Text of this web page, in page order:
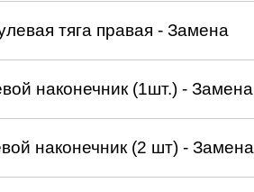
тяга правая - Замена
наконечник (1шт.) - Замена
наконечник (2 шт) - Замена